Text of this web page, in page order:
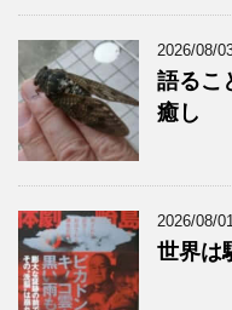
2026/08/
語るこ
癒し
2026/08/01
世界は